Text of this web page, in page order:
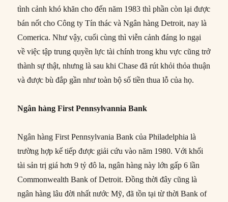
tình cảnh khó khăn cho đến năm 1983 thì phần còn lại được
bán nốt cho Công ty Tín thác và Ngân hàng Detroit, nay là
Comerica. Như vậy, cuối cùng thì viễn cảnh đáng lo ngại
về việc tập trung quyền lực tài chính trong khu vực cũng trở
thành sự thật, nhưng là sau khi Chase đã rút khỏi thỏa thuận
và được bù đắp gần như toàn bộ số tiền thua lỗ của họ.
Ngân hàng First Pennsylvannia Bank
Ngân hàng First Pennsylvania Bank của Philadelphia là
trường hợp kế tiếp được giải cứu vào năm 1980. Với khối
tài sản trị giá hơn 9 tỷ đô la, ngân hàng này lớn gấp 6 lần
Commonwealth Bank of Detroit. Đồng thời đây cũng là
ngân hàng lâu đời nhất nước Mỹ, đã tồn tại từ thời Bank of